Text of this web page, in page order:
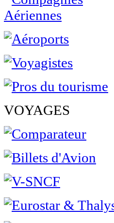
VOYAGES